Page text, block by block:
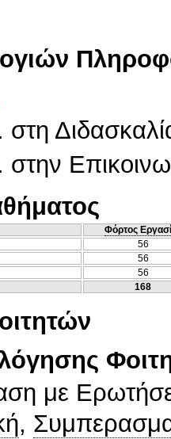
Φόρτος
56
56
56
168
με
,